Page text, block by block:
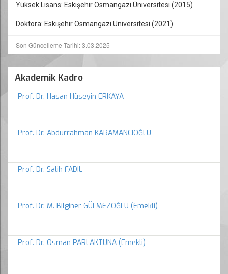
Yüksek Lisans: Eskişehir Osmangazi Üniversitesi (2015)
Doktora: Eskişehir Osmangazi Üniversitesi (2021)
Son Güncelleme Tarihi: 3.03.2025
Akademik Kadro
Prof. Dr. Hasan Hüseyin ERKAYA
Prof. Dr. Abdurrahman KARAMANCIOĞLU
Prof. Dr. Salih FADIL
Prof. Dr. M. Bilginer GÜLMEZOĞLU (Emekli)
Prof. Dr. Osman PARLAKTUNA (Emekli)